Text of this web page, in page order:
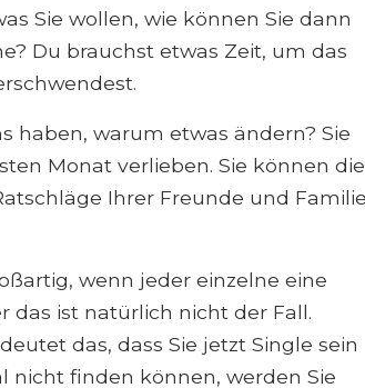
Sie wollen, wie können Sie dann
Du brauchst etwas Zeit, um das
haben, warum etwas ändern? Sie
Monat verlieben. Sie können die
Ihrer Freunde und Familie
wenn jeder einzelne eine
das ist natürlich nicht der Fall.
das, dass Sie jetzt Single sein
nicht finden können, werden Sie